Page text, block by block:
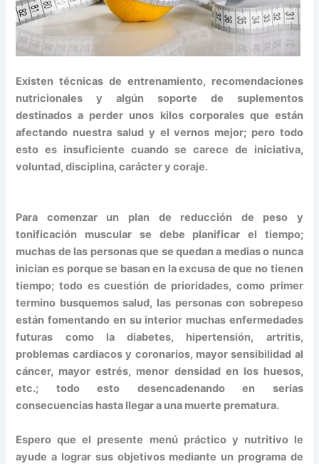
Existen técnicas de entrenamiento, recomendaciones
nutricionales y algún soporte de suplementos
destinados a perder unos kilos corporales que están
afectando nuestra salud y el vernos mejor; pero todo
esto es insuficiente cuando se carece de iniciativa,
voluntad, disciplina, carácter y coraje.
Para comenzar un plan de reducción de peso y
tonificación muscular se debe planificar el tiempo;
muchas de las personas que se quedan a medias o nunca
inician es porque se basan en la excusa de que no tienen
tiempo; todo es cuestión de prioridades, como primer
termino busquemos salud, las personas con sobrepeso
están fomentando en su interior muchas enfermedades
futuras como la diabetes, hipertensión, artritis,
problemas cardiacos y coronarios, mayor sensibilidad al
cáncer, mayor estrés, menor densidad en los huesos,
etc.; todo esto desencadenando en serias
consecuencias hasta llegar a una muerte prematura.
Espero que el presente menú práctico y nutritivo le
ayude a lograr sus objetivos mediante un programa de